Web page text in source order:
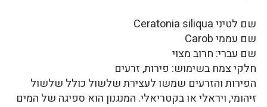
שם לטיני Ceratonia siliqua
שם עממי Carob
שם עברי: חרוב מצוי
חלקי צמח בשימוש: פירות, זרעים
הפירות והזרעים שמשו לעצירת שלשול כולל שלשול
זיהומי, ויראלי או בקטריאלי. המנגנון הוא ספיגה של המים